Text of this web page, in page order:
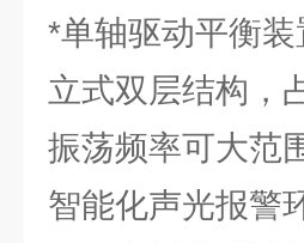
*单轴驱动平衡
立式双层结构，
振荡频率可大范
智能化声光报警